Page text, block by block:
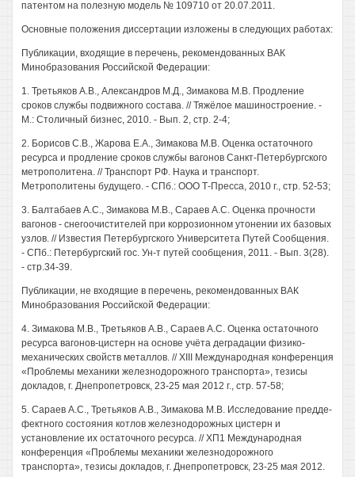
патентом на полезную модель № 109710 от 20.07.2011.
Основные положения диссертации изложены в следующих работах:
Публикации, входящие в перечень, рекомендованных ВАК
Минобразования Российской Федерации:
1. Третьяков A.B., Александров М.Д., Зимакова М.В. Продление
сроков службы подвижного состава. // Тяжёлое машиностроение. -
М.: Столичный бизнес, 2010. - Вып. 2, стр. 2-4;
2. Борисов С.В., Жарова Е.А., Зимакова М.В. Оценка остаточного
ресурса и продление сроков службы вагонов Санкт-Петербургского
метрополитена. // Транспорт РФ. Наука и транспорт.
Метрополитены будущего. - СПб.: ООО Т-Пресса, 2010 г., стр. 52-53;
3. Балтабаев A.C., Зимакова М.В., Сараев A.C. Оценка прочности
вагонов - снегоочистителей при коррозионном утонении их базовых
узлов. // Известия Петербургского Университета Путей Сообщения.
- СПб.: Петербургский гос. Ун-т путей сообщения, 2011. - Вып. 3(28).
- стр.34-39.
Публикации, не входящие в перечень, рекомендованных ВАК
Минобразования Российской Федерации:
4. Зимакова М.В., Третьяков A.B., Сараев A.C. Оценка остаточного
ресурса вагонов-цистерн на основе учёта деградации физико-
механических свойств металлов. // XIII Международная конференция
«Проблемы механики железнодорожного транспорта», тезисы
докладов, г. Днепропетровск, 23-25 мая 2012 г., стр. 57-58;
5. Сараев A.C., Третьяков A.B., Зимакова М.В. Исследование предде-
фектного состояния котлов железнодорожных цистерн и
установление их остаточного ресурса. // ХП1 Международная
конференция «Проблемы механики железнодорожного
транспорта», тезисы докладов, г. Днепропетровск, 23-25 мая 2012.